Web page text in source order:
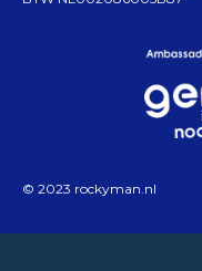
© 2023 rockyman.nl